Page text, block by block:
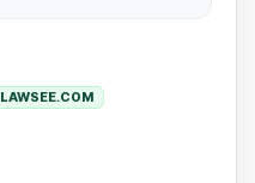
LAWSEE.COM